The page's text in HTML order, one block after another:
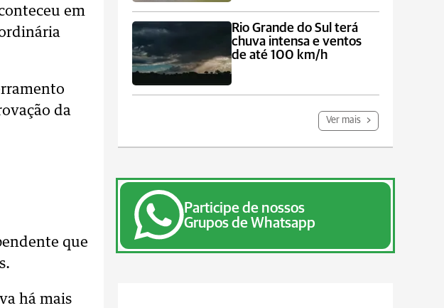
em
da
que
há mais
Rio Grande do Sul terá
chuva intensa e ventos
de até 100 km/h
Ver mais
Participe de nossos
Grupos de Whatsapp